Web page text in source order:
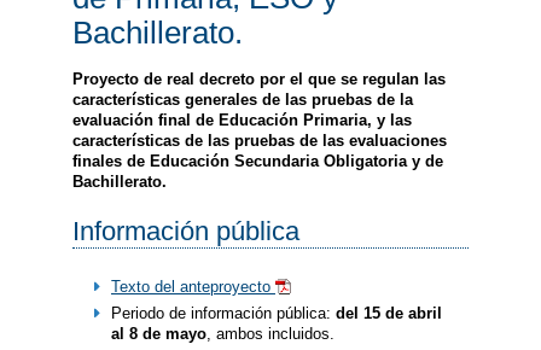
Bachillerato.
Proyecto de real decreto por el que se regulan las
características generales de las pruebas de la
evaluación final de Educación Primaria, y las
características de las pruebas de las evaluaciones
finales de Educación Secundaria Obligatoria y de
Bachillerato.
Información pública
Texto del anteproyecto
Periodo de información pública: del 15 de abril
al 8 de mayo, ambos incluidos.